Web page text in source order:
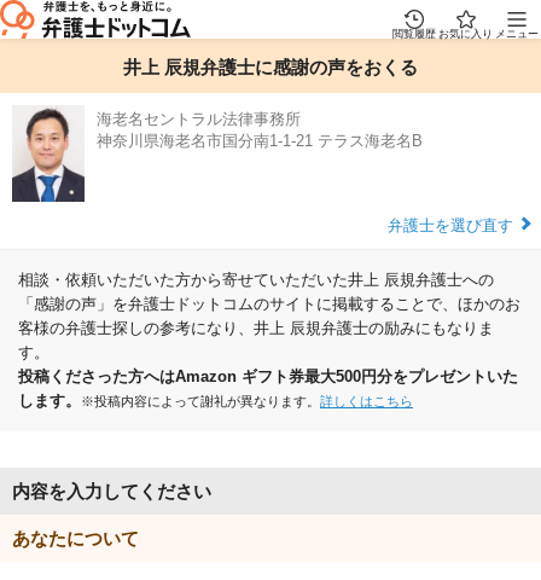
閲覧履歴 お気に入り メニュー
井上 辰規弁護士に感謝の声をおくる
海老名セントラル法律事務所
神奈川県海老名市国分南1-1-21 テラス海老名B
弁護士を選び直す
相談・依頼いただいた方から寄せていただいた井上 辰規弁護士への
「感謝の声」を弁護士ドットコムのサイトに掲載することで、ほかのお
客様の弁護士探しの参考になり、井上 辰規弁護士の励みにもなりま
す。
投稿くださった方へはAmazon ギフト券最大500円分をプレゼントいた
します。
※投稿内容によって謝礼が異なります。 詳しくはこちら
内容を入力してください
あなたについて